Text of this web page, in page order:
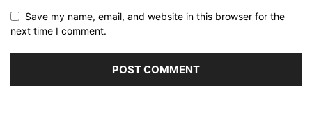
Save my name, email, and website in this browser for the
next time I comment.